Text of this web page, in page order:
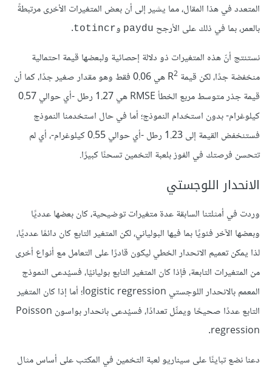
المتعدد في هذا المقال، مما يشير إلى أن بعض المتغيرات الأخرى مرتبطةً
بالعمر، بما في ذلك على الأرجح paydu وtotincr
.
نستنتج أنّ هذه المتغيرات ذو دلالة إحصائية ولبعضها قيمة احتمالية
منخفضة جدًا، لكن قيمة R 2
هي 0.06 فقط وهو مقدار صغير جدًا، كما أن
قيمة جذر متوسط مربع الخطأ RMSE هي 1.27 رطل -أي حوالي 0.57
كيلوغرام- بدون استخدام النموذج؛ أما في حال استخدمنا النموذج
فستنخفض القيمة إلى 1.23 رطل -أي حوالي 0.55 كيلوغرام-، أي لم
تتحسن فرصتك في الفوز بلعبة التخمين تسحنًا كبيرًا.
الانحدار اللوجستي
وردت في أمثلتنا السابقة عدة متغيرات توضيحية، كان بعضها عدديًا
وبعضها الآخر فئويًا بما فيها البولياني، لكن المتغير التابع كان دائمًا عدديًا،
لذا يمكن تعميم الانحدار الخطي ليكون قادرًا على التعامل مع أنواع أخرى
من المتغيرات التابعة، فإذا كان المتغير التابع بوليانيًا، فسيُدعى النموذج
المعمم بالانحدار اللوجستي logistic regression؛ أما إذا كان المتغير
التابع عددًا صحيحًا ويمثِّل تعدادًا، فسيُدعى بانحدار بواسون Poisson
regression.
دعنا نضع تباينًا على سيناريو لعبة التخمين في المكتب على أساس مثال